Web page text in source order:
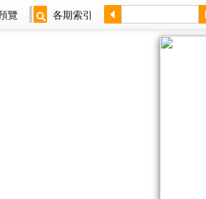
覽 各期索引